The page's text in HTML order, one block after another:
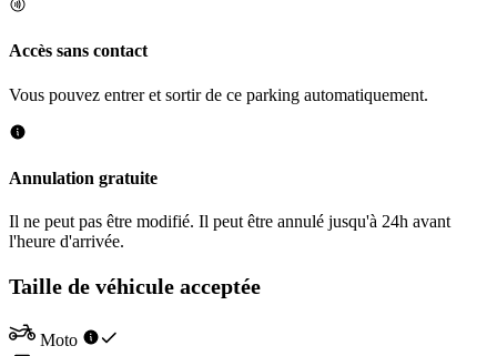
Accès sans contact
Vous pouvez entrer et sortir de ce parking automatiquement.
Annulation gratuite
Il ne peut pas être modifié. Il peut être annulé jusqu'à 24h avant
l'heure d'arrivée.
Taille de véhicule acceptée
Moto